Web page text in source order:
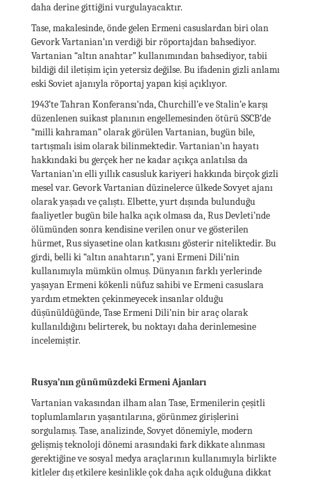
daha derine gittiğini vurgulayacaktır.
Tase, makalesinde, önde gelen Ermeni casuslardan biri olan
Gevork Vartanian’ın verdiği bir röportajdan bahsediyor.
Vartanian “altın anahtar” kullanımından bahsediyor, tabii
bildiği dil iletişim için yetersiz değilse. Bu ifadenin gizli anlamı
eski Soviet ajanıyla röportaj yapan kişi açıklıyor.
1943’te Tahran Konferansı’nda, Churchill’e ve Stalin’e karşı
düzenlenen suikast planının engellemesinden ötürü SSCB’de
“milli kahraman” olarak görülen Vartanian, bugün bile,
tartışmalı isim olarak bilinmektedir. Vartanian’ın hayatı
hakkındaki bu gerçek her ne kadar açıkça anlatılsa da
Vartanian’ın elli yıllık casusluk kariyeri hakkında birçok gizli
mesel var. Gevork Vartanian düzinelerce ülkede Sovyet ajanı
olarak yaşadı ve çalıştı. Elbette, yurt dışında bulunduğu
faaliyetler bugün bile halka açık olmasa da, Rus Devleti’nde
ölümünden sonra kendisine verilen onur ve gösterilen
hürmet, Rus siyasetine olan katkısını gösterir niteliktedir. Bu
girdi, belli ki “altın anahtarın”, yani Ermeni Dili’nin
kullanımıyla mümkün olmuş. Dünyanın farklı yerlerinde
yaşayan Ermeni kökenli nüfuz sahibi ve Ermeni casuslara
yardım etmekten çekinmeyecek insanlar olduğu
düşünüldüğünde, Tase Ermeni Dili’nin bir araç olarak
kullanıldığını belirterek, bu noktayı daha derinlemesine
incelemiştir.
Rusya’nın günümüzdeki Ermeni Ajanları
Vartanian vakasından ilham alan Tase, Ermenilerin çeşitli
toplumlamların yaşantılarına, görünmez girişlerini
sorgulamış. Tase, analizinde, Sovyet dönemiyle, modern
gelişmiş teknoloji dönemi arasındaki fark dikkate alınması
gerektiğine ve sosyal medya araçlarının kullanımıyla birlikte
kitleler dış etkilere kesinlikle çok daha açık olduğuna dikkat